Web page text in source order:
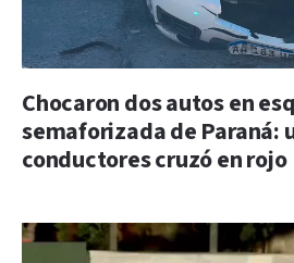
Chocaron dos autos en
semaforizada de Paraná:
conductores cruzó en rojo